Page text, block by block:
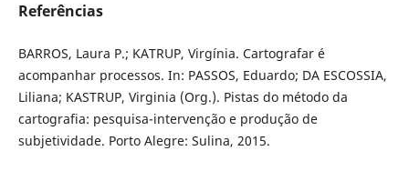
Referências
BARROS, Laura P.; KATRUP, Virgínia. Cartografar é
acompanhar processos. In: PASSOS, Eduardo; DA ESCOSSIA,
Liliana; KASTRUP, Virginia (Org.). Pistas do método da
cartografia: pesquisa-intervenção e produção de
subjetividade. Porto Alegre: Sulina, 2015.